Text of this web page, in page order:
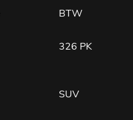
BTW
326 PK
SUV